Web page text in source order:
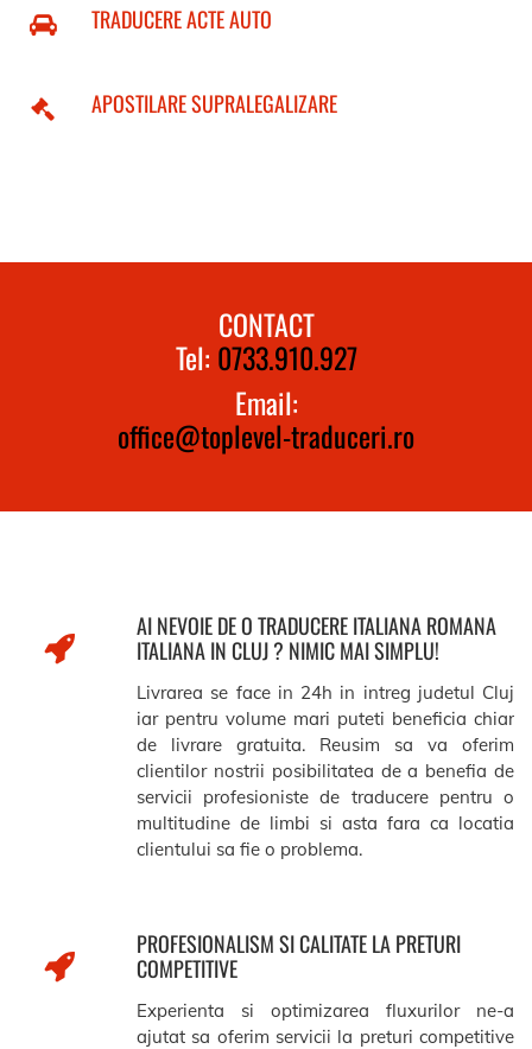
TRADUCERE ACTE AUTO
APOSTILARE SUPRALEGALIZARE
CONTACT
Tel: 0733.910.927
Email:
office@toplevel-traduceri.ro
AI NEVOIE DE O TRADUCERE ITALIANA ROMANA
ITALIANA IN CLUJ ? NIMIC MAI SIMPLU!
Livrarea se face in 24h in intreg judetul Cluj
iar pentru volume mari puteti beneficia chiar
de livrare gratuita. Reusim sa va oferim
clientilor nostrii posibilitatea de a benefia de
servicii profesioniste de traducere pentru o
multitudine de limbi si asta fara ca locatia
clientului sa fie o problema.
PROFESIONALISM SI CALITATE LA PRETURI
COMPETITIVE
Experienta si optimizarea fluxurilor ne-a
ajutat sa oferim servicii la preturi competitive